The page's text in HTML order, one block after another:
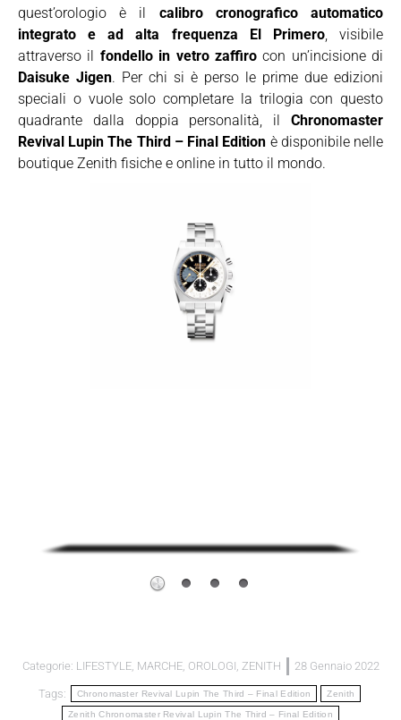
quest’orologio è il calibro cronografico automatico
integrato e ad alta frequenza El Primero, visibile
attraverso il fondello in vetro zaffirocon un’incisione di
Daisuke Jigen. Per chi si è perso le prime due edizioni
speciali o vuole solo completare la trilogia con questo
quadrante dalla doppia personalità, il Chronomaster
Revival Lupin The Third – Final Edition è disponibile nelle
boutique Zenith fisiche e online in tutto il mondo.
Categorie: LIFESTYLE, MARCHE, OROLOGI, ZENITH 28 Gennaio 2022
Tags: Chronomaster Revival Lupin The Third – Final Edition Zenith
Zenith Chronomaster Revival Lupin The Third – Final Edition